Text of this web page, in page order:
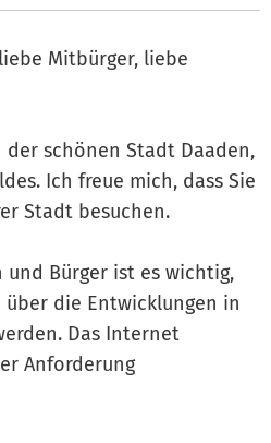
Mitbürger, liebe
schönen Stadt Daaden,
Ich freue mich, dass Sie
Stadt besuchen.
und Bürger ist es wichtig,
die Entwicklungen in
Das Internet
Anforderung